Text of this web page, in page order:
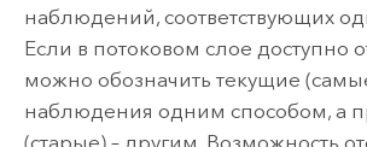
наблюдений, соответствующих
Если в потоковом слое доступно
можно обозначить текущие
наблюдения одним способом, а